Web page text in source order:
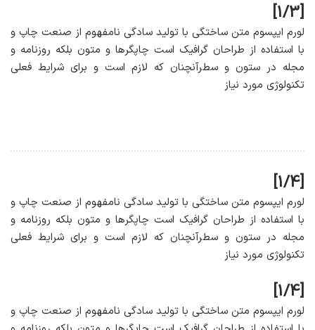
[1/3]
لورم ایپسوم متن ساختگی با تولید سادگی نامفهوم از صنعت چاپ و
با استفاده از طراحان گرافیک است چاپگرها و متون بلکه روزنامه و
مجله در ستون و سطرآنچنان که لازم است و برای شرایط فعلی
تکنولوژی مورد نیاز
[1/4]
لورم ایپسوم متن ساختگی با تولید سادگی نامفهوم از صنعت چاپ و
با استفاده از طراحان گرافیک است چاپگرها و متون بلکه روزنامه و
مجله در ستون و سطرآنچنان که لازم است و برای شرایط فعلی
تکنولوژی مورد نیاز
[1/4]
لورم ایپسوم متن ساختگی با تولید سادگی نامفهوم از صنعت چاپ و